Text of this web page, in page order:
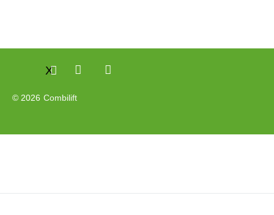
© 2026 Combilift
X